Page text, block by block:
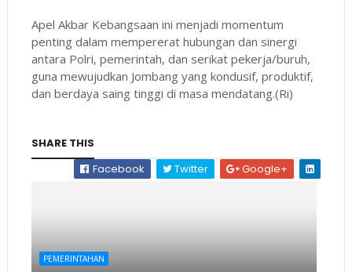
Apel Akbar Kebangsaan ini menjadi momentum
penting dalam mempererat hubungan dan sinergi
antara Polri, pemerintah, dan serikat pekerja/buruh,
guna mewujudkan Jombang yang kondusif, produktif,
dan berdaya saing tinggi di masa mendatang.(Ri)
SHARE THIS
Facebook
Twitter Google+
PEMERINTAHAN